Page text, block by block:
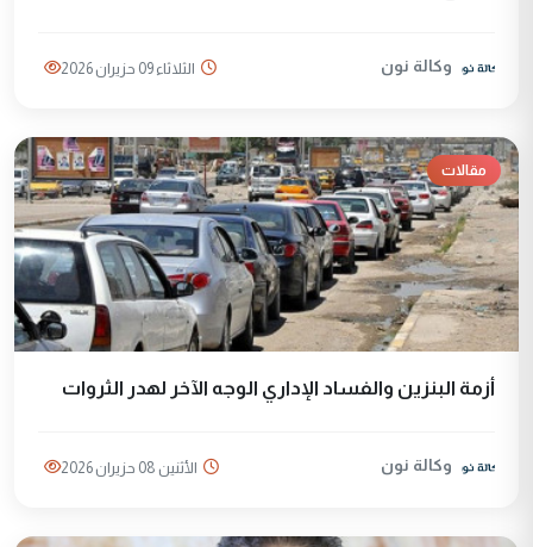
وكالة نون الثلاثاء 09 حزيران 2026
مقالات
أزمة البنزين والفساد الإداري الوجه الآخر لهدر الثروات
وكالة نون الأثنين 08 حزيران 2026